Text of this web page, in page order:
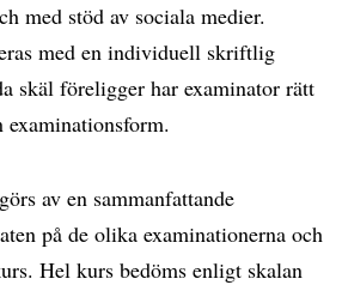
med stöd av sociala medier.
med en individuell skriftlig
skäl föreligger har examinator rätt
examinationsform.
av en sammanfattande
på de olika examinationerna och
Hel kurs bedöms enligt skalan